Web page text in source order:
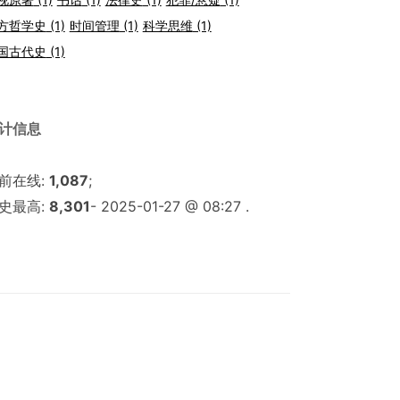
哲学史 (1) 时间管理 (1) 科学思维(1)
古代史 (1)
信息
在线: 1,087;
最高: 8,301- 2025-01-27 @ 08:27 .